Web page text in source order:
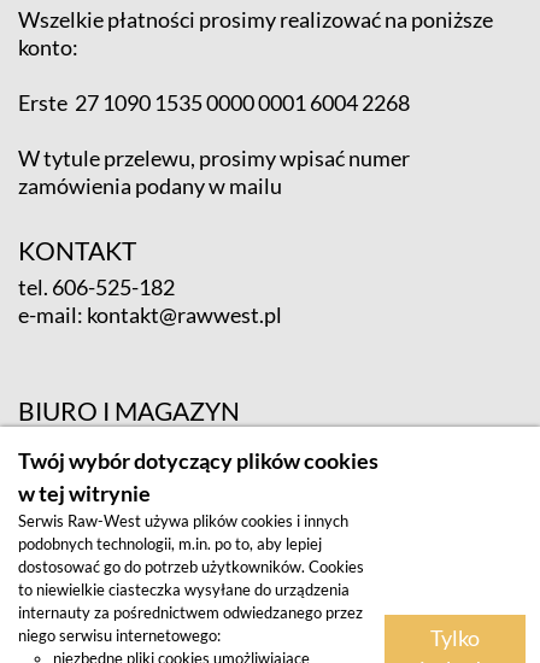
Wszelkie płatności prosimy realizować na poniższe
konto:
Erste 27 1090 1535 0000 0001 6004 2268
W tytule przelewu, prosimy wpisać numer
zamówienia podany w mailu
KONTAKT
tel. 606-525-182
e-mail: kontakt@rawwest.pl
BIURO I MAGAZYN
ul. Krośnieńska 12; 65-625 Zielona Góra
Regulamin
Twój wybór dotyczący plików cookies
w tej witrynie
Serwis Raw-West używa plików cookies i innych
podobnych technologii, m.in. po to, aby lepiej
dostosować go do potrzeb użytkowników. Cookies
to niewielkie ciasteczka wysyłane do urządzenia
internauty za pośrednictwem odwiedzanego przez
niego serwisu internetowego:
niezbędne pliki cookies umożliwiające
Tylko